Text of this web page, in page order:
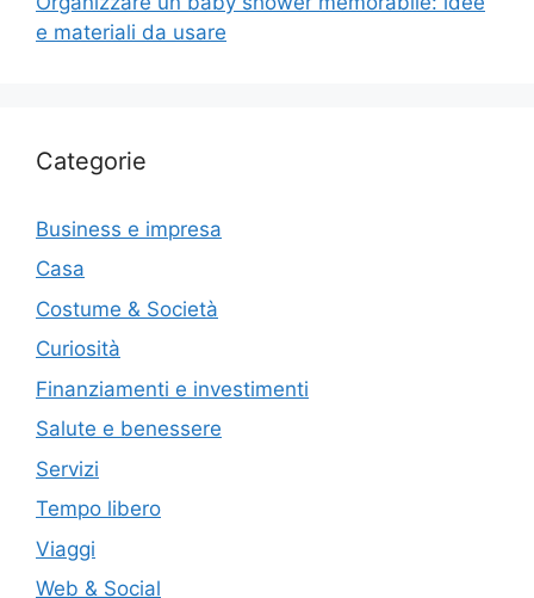
e materiali da usare
Categorie
Business e impresa
Casa
Costume & Società
Curiosità
Finanziamenti e investimenti
Salute e benessere
Servizi
Tempo libero
Viaggi
Web & Social